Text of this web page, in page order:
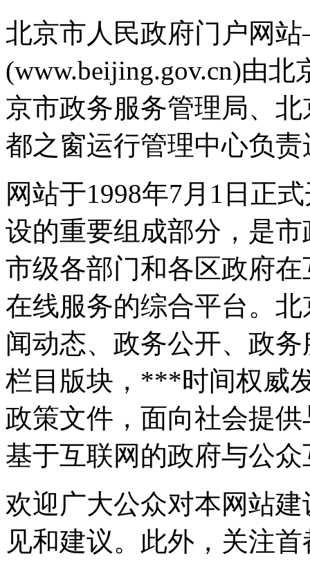
北京市人民政府门户网
(www.beijing.gov.cn)由
京市政务服务管理局、
都之窗运行管理中心负
网站于1998年7月1日正
设的重要组成部分，是
市级各部门和各区政府
在线服务的综合平台。
闻动态、政务公开、政
栏目版块，***时间权威
政策文件，面向社会提
基于互联网的政府与公
欢迎广大公众对本网站
见和建议。此外，关注